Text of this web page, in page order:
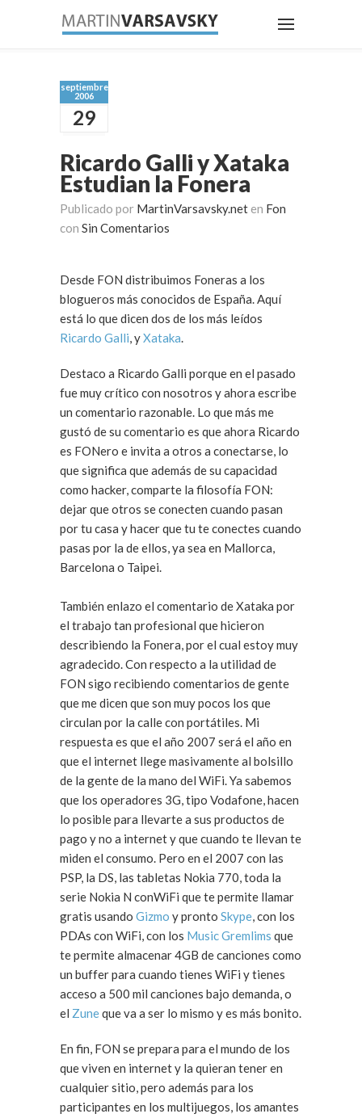
septiembre
2006
29
Ricardo Galli y Xataka
Estudian la Fonera
Publicado por MartinVarsavsky.net en Fon
con Sin Comentarios
Desde FON distribuimos Foneras a los
blogueros más conocidos de España. Aquí
está lo que dicen dos de los más leídos
Ricardo Galli, yXataka.
Destaco a Ricardo Galli porque en el pasado
fue muy crítico con nosotros y ahora escribe
un comentario razonable. Lo que más me
gustó de su comentario es que ahora Ricardo
es FONero e invita a otros a conectarse, lo
que significa que además de su capacidad
como hacker, comparte la filosofía FON:
dejar que otros se conecten cuando pasan
por tu casa y hacer que tu te conectes cuando
pasas por la de ellos, ya sea en Mallorca,
Barcelona o Taipei.
También enlazo el comentario de Xataka por
el trabajo tan profesional que hicieron
describiendo la Fonera, por el cual estoy muy
agradecido. Con respecto a la utilidad de
FON sigo recibiendo comentarios de gente
que me dicen que son muy pocos los que
circulan por la calle con portátiles. Mi
respuesta es que el año 2007 será el año en
que el internet llege masivamente al bolsillo
de la gente de la mano del WiFi. Ya sabemos
que los operadores 3G, tipo Vodafone, hacen
lo posible para llevarte a sus productos de
pago y no a internet y que cuando te llevan te
miden el consumo. Pero en el 2007 con las
PSP, la DS, las tabletas Nokia 770, toda la
serie Nokia N conWiFi que te permite llamar
gratis usando Gizmo y pronto Skype, con los
PDAs con WiFi, con los Music Gremlims que
te permite almacenar 4GB de canciones como
un buffer para cuando tienes WiFi y tienes
acceso a 500 mil canciones bajo demanda, o
el Zuneque va a ser lo mismo y es más bonito.
En fin, FON se prepara para el mundo de los
que viven en internet y la quieran tener en
cualquier sitio, pero además para los
participantes en los multijuegos, los amantes